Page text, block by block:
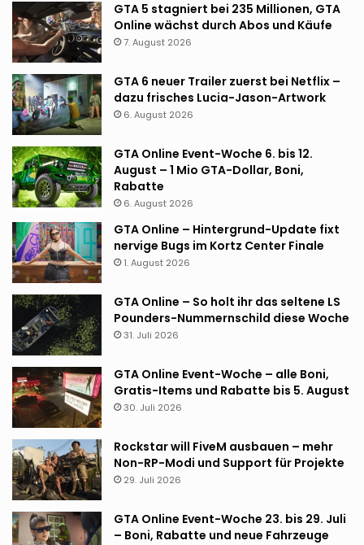
GTA 5 stagniert bei 235 Millionen, GTA
Online wächst durch Abos und Käufe
7. August 2026
GTA 6 neuer Trailer zuerst bei Netflix –
dazu frisches Lucia-Jason-Artwork
6. August 2026
GTA Online Event-Woche 6. bis 12.
August – 1 Mio GTA-Dollar, Boni,
Rabatte
6. August 2026
GTA Online – Hintergrund-Update fixt
nervige Bugs im Kortz Center Finale
1. August 2026
GTA Online – So holt ihr das seltene LS
Pounders-Nummernschild diese Woche
31. Juli 2026
GTA Online Event-Woche – alle Boni,
Gratis-Items und Rabatte bis 5. August
30. Juli 2026
Rockstar will FiveM ausbauen – mehr
Non-RP-Modi und Support für Projekte
29. Juli 2026
GTA Online Event-Woche 23. bis 29. Juli
– Boni, Rabatte und neue Fahrzeuge